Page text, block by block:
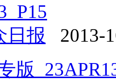
日报
2013-
版